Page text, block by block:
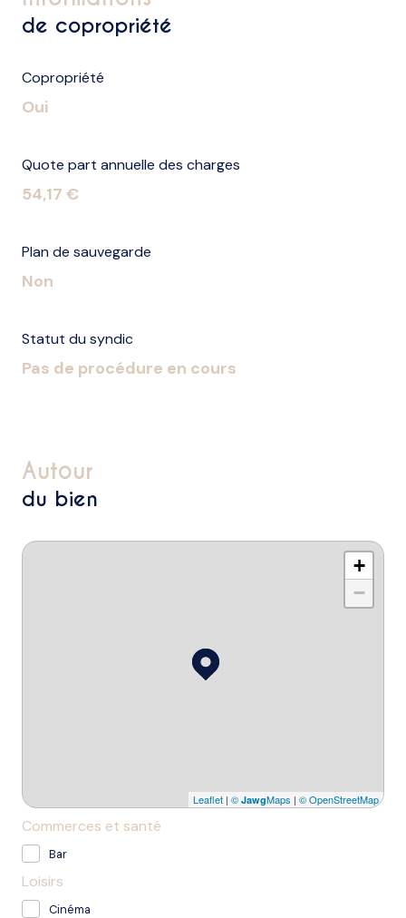
de copropriété
Copropriété
Oui
Quote part annuelle des charges
54,17 €
Plan de sauvegarde
Non
Statut du syndic
Pas de procédure en cours
autour
du bien
+
−
Leaflet | © JawgMaps | © OpenStreetMap
Commerces et santé
Bar
Loisirs
Cinéma